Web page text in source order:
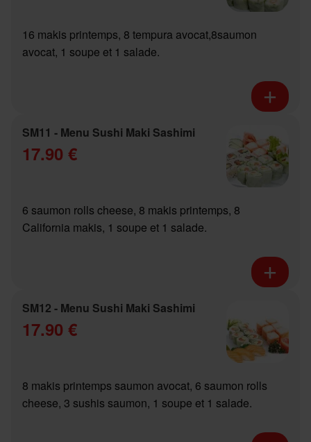
16 makis printemps, 8 tempura avocat,8saumon
avocat, 1 soupe et 1 salade.
SM11 - Menu Sushi Maki Sashimi
17.90 €
6 saumon rolls cheese, 8 makis printemps, 8
California makis, 1 soupe et 1 salade.
SM12 - Menu Sushi Maki Sashimi
17.90 €
8 makis printemps saumon avocat, 6 saumon rolls
cheese, 3 sushis saumon, 1 soupe et 1 salade.